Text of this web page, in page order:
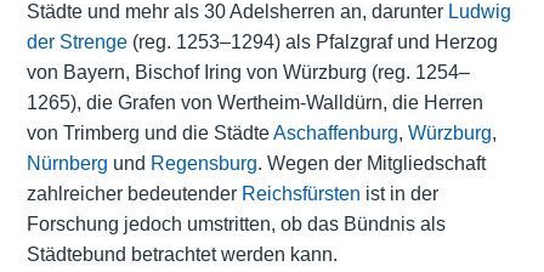
Städte und mehr als 30 Adelsherren an, darunter Ludwig
der Strenge(reg. 1253–1294) als Pfalzgraf und Herzog
von Bayern, Bischof Iring von Würzburg (reg. 1254–
1265), die Grafen von Wertheim-Walldürn, die Herren
von Trimberg und die StädteAschaffenburg, Würzburg,
Nürnberg und Regensburg. Wegen der Mitgliedschaft
zahlreicher bedeutender Reichsfürsten ist in der
Forschung jedoch umstritten, ob das Bündnis als
Städtebund betrachtet werden kann.